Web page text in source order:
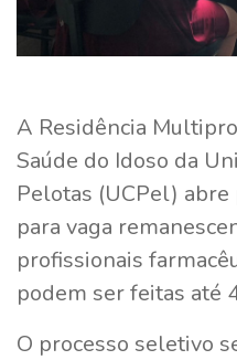
A Residência
Saúde do Idoso da
Pelotas (UCPel)
para vaga
profissionais
podem ser feitas até
O processo seletivo